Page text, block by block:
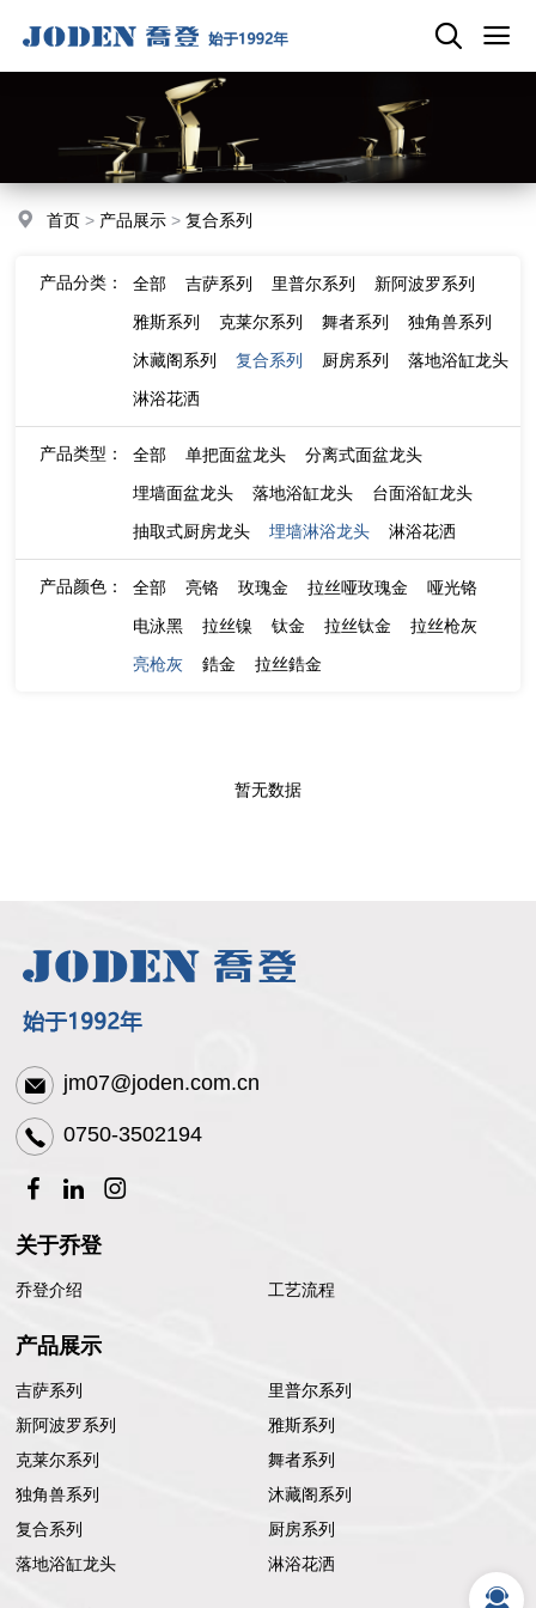
首页 > 产品展示 >复合系列
产品分类： 全部 吉萨系列 里普尔系列
新阿波罗系列
雅斯系列
克莱尔系列 舞者系列
独角兽系列
沐藏阁系列
复合系列 厨房系列
落地浴缸龙头
淋浴花洒
产品类型： 全部 单把面盆龙头
分离式面盆龙头
埋墙面盆龙头
落地浴缸龙头
台面浴缸龙头
抽取式厨房龙头
埋墙淋浴龙头 淋浴花洒
产品颜色： 全部 亮铬 玫瑰金 拉丝哑玫瑰金
哑光铬
电泳黑
拉丝镍 钛金 拉丝钛金
拉丝枪灰
亮枪灰
鋯金 拉丝鋯金
暂无数据
jm07@joden.com.cn
0750-3502194
关于乔登
乔登介绍 工艺流程
产品展示
吉萨系列
里普尔系列
新阿波罗系列
雅斯系列
克莱尔系列
舞者系列
独角兽系列
沐藏阁系列
复合系列
厨房系列
落地浴缸龙头
淋浴花洒